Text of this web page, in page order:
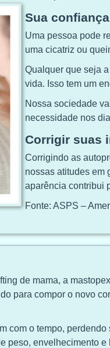
Sua
Uma pessoa pode
uma cicatriz ou
Qualquer que seja
vida. Isso tem um
Nossa sociedade
necessidade nos
Corrigir suas
Corrigindo as
nossas atitudes em
aparência contribui
Fonte: ASPS –
de mama, a
para compor o novo
com o tempo,
peso, envelhecimento e